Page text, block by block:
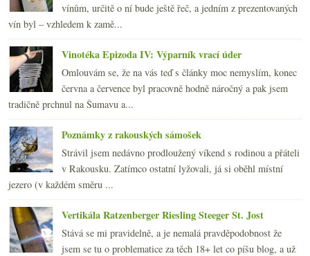
vínům, určitě o ní bude ještě řeč, a jedním z prezentovaných
vín byl – vzhledem k zamě...
Vinotéka Epizoda IV: Výparník vrací úder
Omlouvám se, že na vás teď s články moc nemyslím, konec
června a července byl pracovně hodně náročný a pak jsem
tradičně prchnul na Šumavu a...
Poznámky z rakouských sámošek
Strávil jsem nedávno prodloužený víkend s rodinou a přáteli
v Rakousku. Zatímco ostatní lyžovali, já si oběhl místní
jezero (v každém směru ...
Vertikála Ratzenberger Riesling Steeger St. Jost
Stává se mi pravidelně, a je nemalá pravděpodobnost že
jsem se tu o problematice za těch 18+ let co píšu blog, a už